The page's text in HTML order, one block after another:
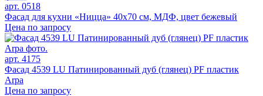
арт. 0518
Фасад для кухни «Ницца» 40х70 см, МДФ, цвет бежевый
Цена по запросу
арт. 4175
Фасад 4539 LU Патинированный дуб (глянец) PF пластик
Arpa
Цена по запросу